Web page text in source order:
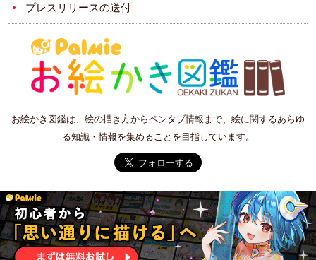
プレスリリースの送付
お絵かき図鑑は、絵の描き方からペンタブ情報まで、絵に関するあらゆ
る知識・情報を集めることを目指しています。